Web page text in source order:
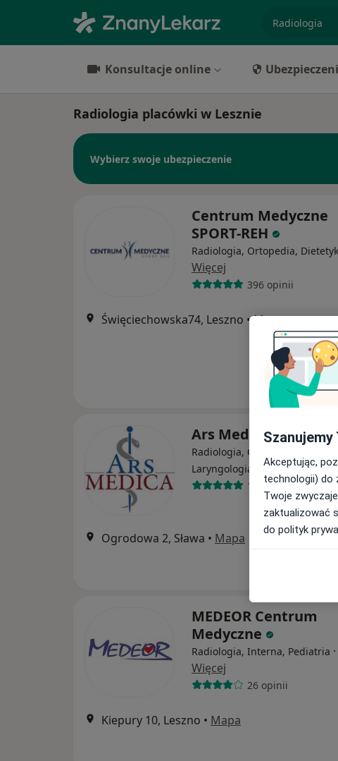
Konsultacje online
Radiologia placówki w Lesznie
Wybierz swoje ubezpieczenie
Centrum Medyczne
SPORT-REH
Radiologia, Ortopedia,
Więcej
396 opinii
Święciechowska74, Leszno •Mapa
Ars Medica
Radiologia, Ginekologia,
Laryngologia
Więcej
161 opinii
Ogrodowa 2, Sława • Mapa
MEDEOR Centrum
Medyczne
Radiologia, Interna, Pediatria ·
Więcej
26 opinii
Kiepury 10, Leszno • Mapa
Akceptując,
technologii) do
Twoje
zaktualizować
do polityk